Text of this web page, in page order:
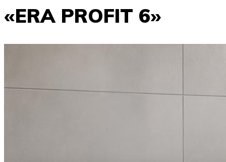
«ERA PROFIT 6»